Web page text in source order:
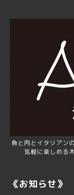
魚と肉とイタリアン
気軽に楽しめる
《お知らせ》